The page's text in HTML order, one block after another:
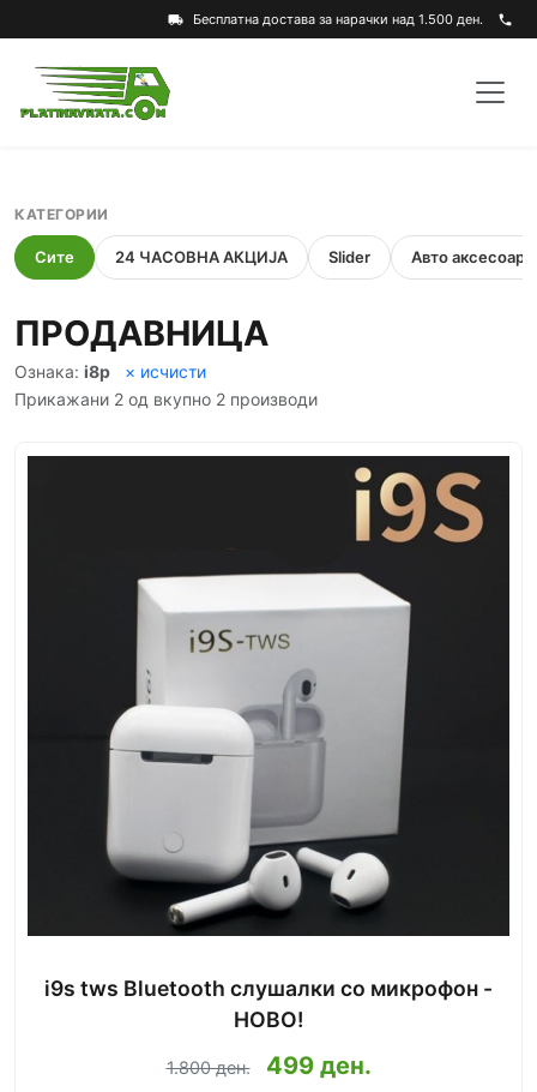
local_shipping Бесплатна достава за нарачки над 1.500 ден. phone
КАТЕГОРИИ
Сите 24 ЧАСОВНА АКЦИЈА Slider Авто аксесоари
ПРОДАВНИЦА
Ознака: i8p
× исчисти
Прикажани 2 од вкупно 2 производи
i9s tws Bluetooth слушалки со микрофон -
НОВО!
1.800 ден. 499 ден.